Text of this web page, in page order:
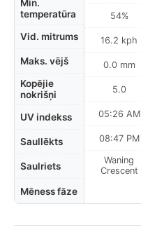
Min.
temperatūra
Vid. mitrums
Maks. vējš
Kopējie
nokrišņi
UV indekss
Saullēkts
Saulriets
Mēness fāze
54%
16.2 kph
0.0 mm
5.0
05:26 AM
08:47 PM
Waning
Crescent